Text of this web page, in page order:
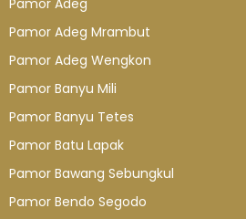
Pamor Adeg
Pamor Adeg Mrambut
Pamor Adeg Wengkon
Pamor Banyu Mili
Pamor Banyu Tetes
Pamor Batu Lapak
Pamor Bawang Sebungkul
Pamor Bendo Segodo